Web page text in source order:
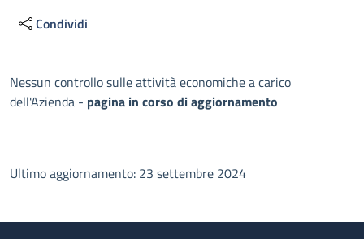
Condividi
Descrizione
Nessun controllo sulle attività economiche a carico
dell'Azienda - pagina in corso di aggiornamento
Ultimo aggiornamento: 23 settembre 2024